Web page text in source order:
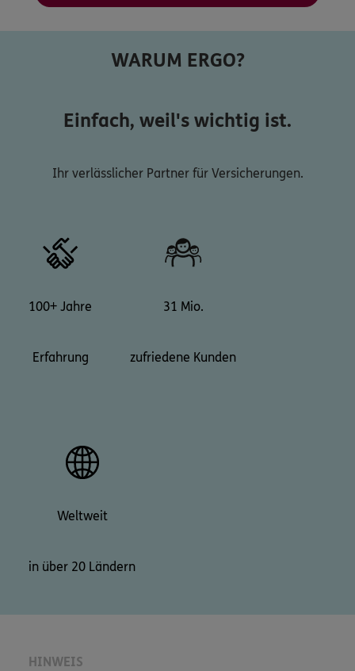
WARUM ERGO?
Einfach, weil's wichtig ist.
Ihr verlässlicher Partner für Versicherungen.
100+ Jahre
Erfahrung
31 Mio.
zufriedene Kunden
Weltweit
in über 20 Ländern
HINWEIS